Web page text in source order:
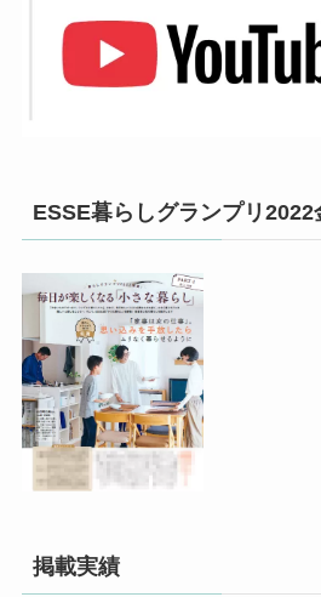
ESSE暮らしグランプリ
掲載実績